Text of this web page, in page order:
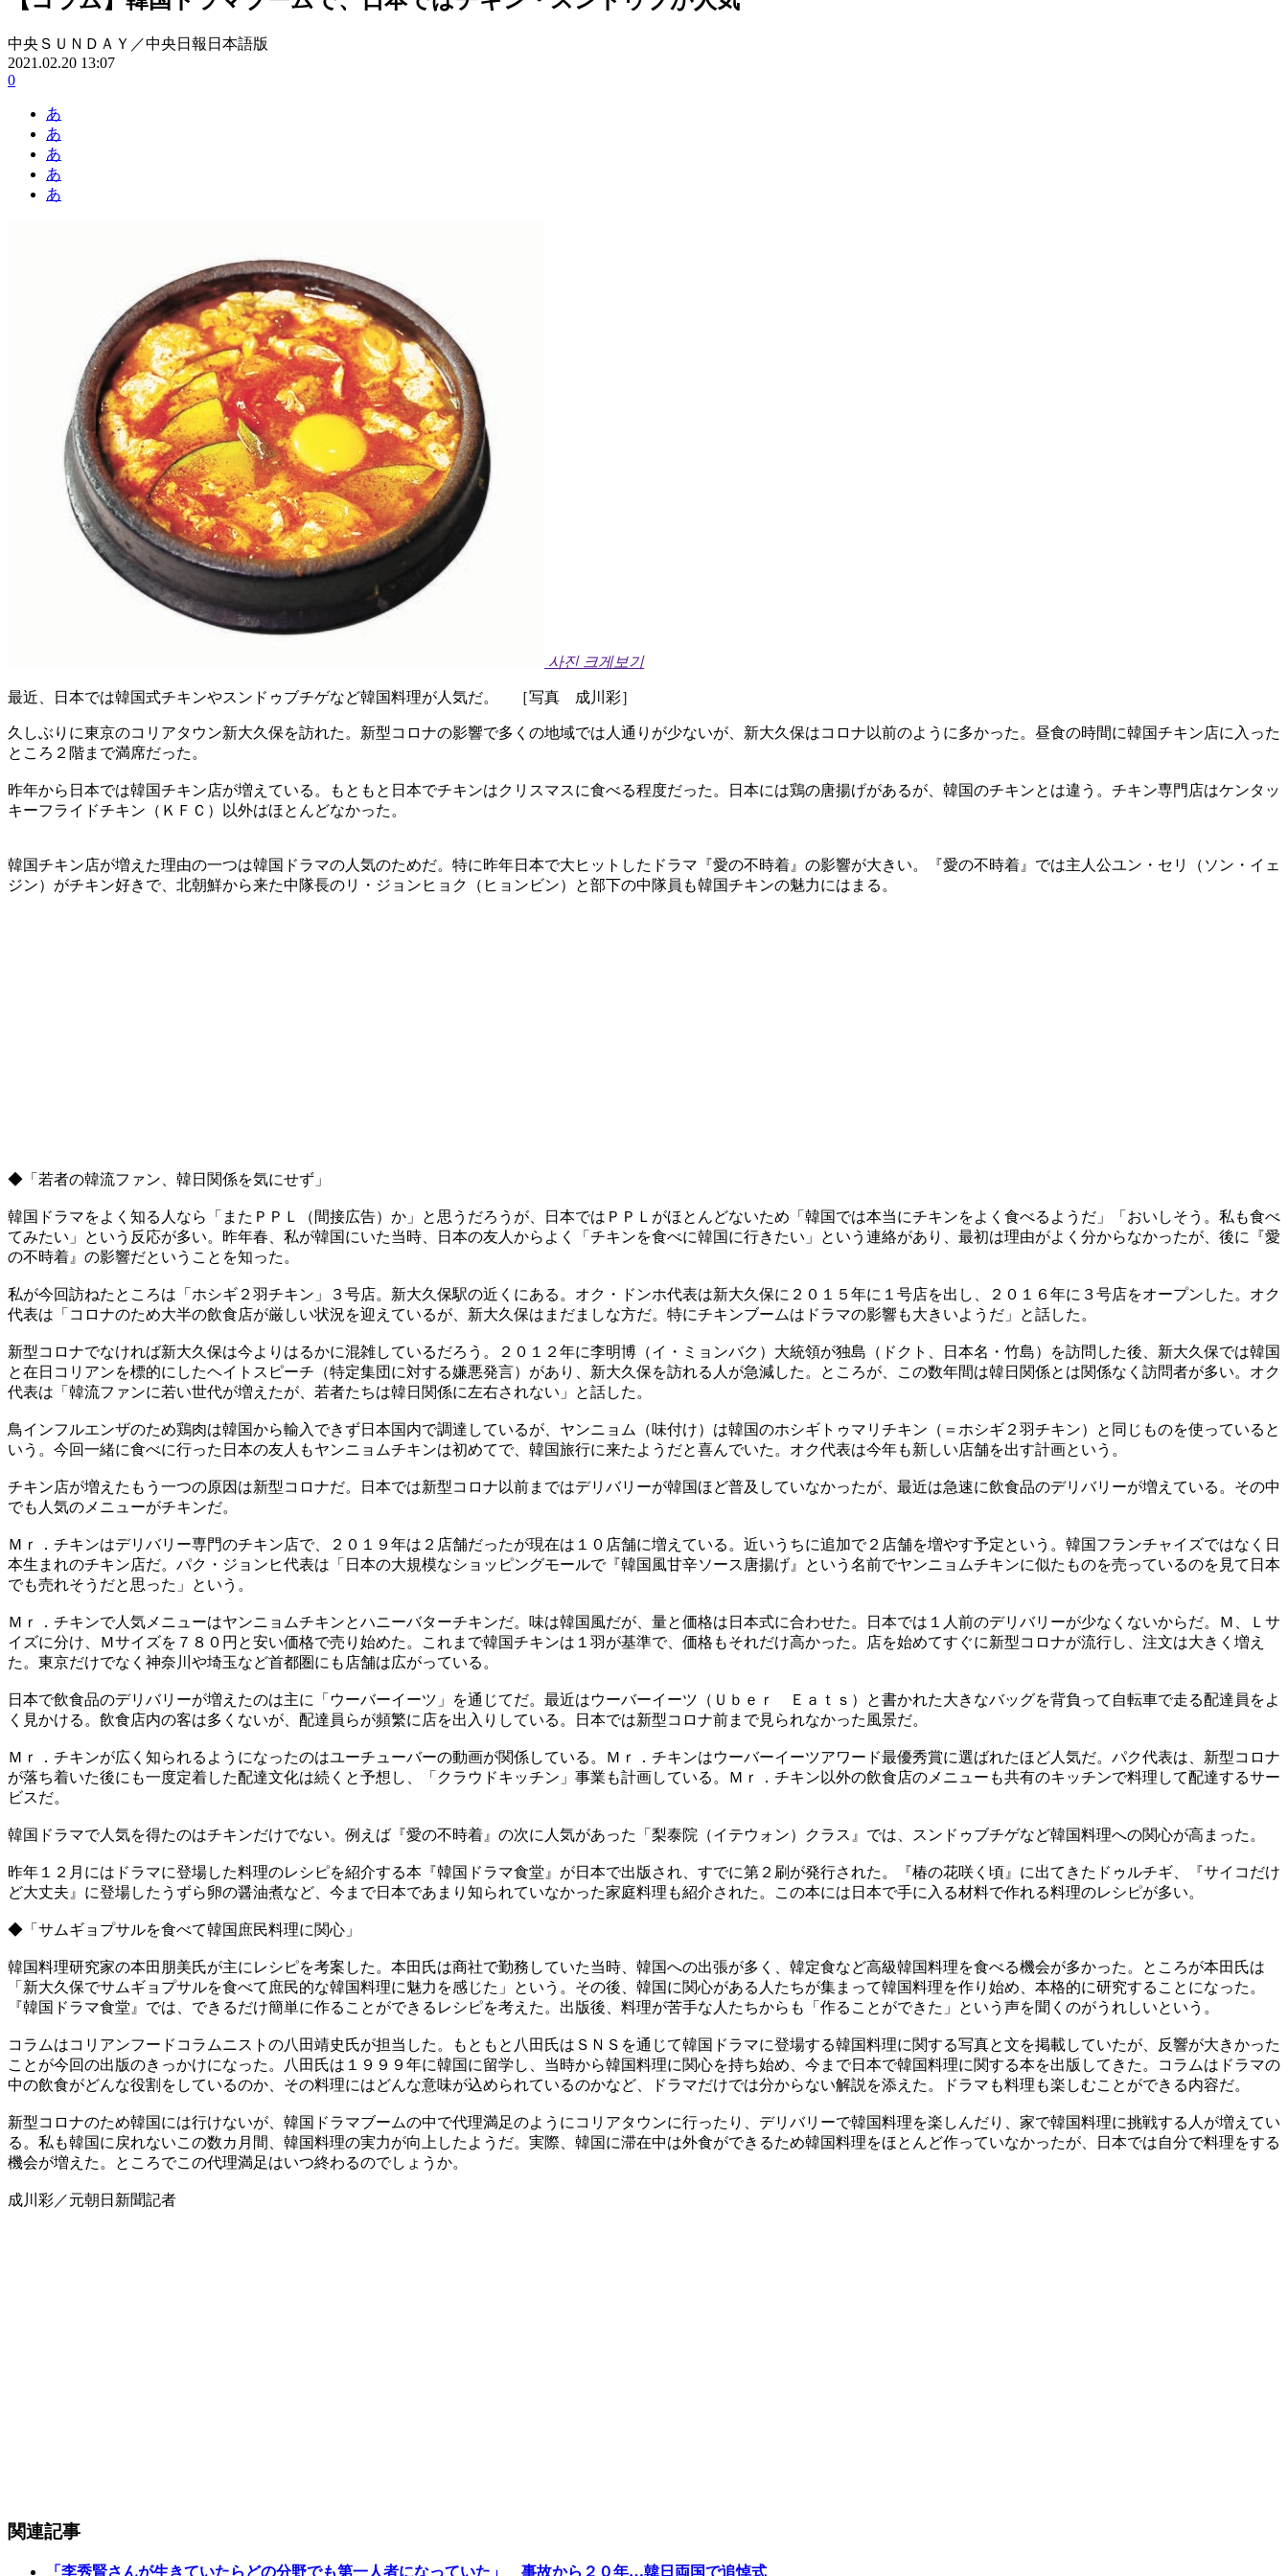
中央ＳＵＮＤＡＹ／中央日報日本語版
2021.02.20 13:07
0
あ
あ
あ
あ
あ
사진 크게보기
最近、日本では韓国式チキンやスンドゥブチゲなど韓国料理が人気だ。 ［写真 成川彩］
久しぶりに東京のコリアタウン新大久保を訪れた。新型コロナの影響で多くの地域では人通りが少ないが、新大久保はコロナ以前のように多かった。昼食の時間に韓国チキン店に入った
ところ２階まで満席だった。
昨年から日本では韓国チキン店が増えている。もともと日本でチキンはクリスマスに食べる程度だった。日本には鶏の唐揚げがあるが、韓国のチキンとは違う。チキン専門店はケンタッ
キーフライドチキン（ＫＦＣ）以外はほとんどなかった。
韓国チキン店が増えた理由の一つは韓国ドラマの人気のためだ。特に昨年日本で大ヒットしたドラマ『愛の不時着』の影響が大きい。『愛の不時着』では主人公ユン・セリ（ソン・イェ
ジン）がチキン好きで、北朝鮮から来た中隊長のリ・ジョンヒョク（ヒョンビン）と部下の中隊員も韓国チキンの魅力にはまる。
◆「若者の韓流ファン、韓日関係を気にせず」
韓国ドラマをよく知る人なら「またＰＰＬ（間接広告）か」と思うだろうが、日本ではＰＰＬがほとんどないため「韓国では本当にチキンをよく食べるようだ」「おいしそう。私も食べ
てみたい」という反応が多い。昨年春、私が韓国にいた当時、日本の友人からよく「チキンを食べに韓国に行きたい」という連絡があり、最初は理由がよく分からなかったが、後に『愛
の不時着』の影響だということを知った。
私が今回訪ねたところは「ホシギ２羽チキン」３号店。新大久保駅の近くにある。オク・ドンホ代表は新大久保に２０１５年に１号店を出し、２０１６年に３号店をオープンした。オク
代表は「コロナのため大半の飲食店が厳しい状況を迎えているが、新大久保はまだましな方だ。特にチキンブームはドラマの影響も大きいようだ」と話した。
新型コロナでなければ新大久保は今よりはるかに混雑しているだろう。２０１２年に李明博（イ・ミョンバク）大統領が独島（ドクト、日本名・竹島）を訪問した後、新大久保では韓国
と在日コリアンを標的にしたヘイトスピーチ（特定集団に対する嫌悪発言）があり、新大久保を訪れる人が急減した。ところが、この数年間は韓日関係とは関係なく訪問者が多い。オク
代表は「韓流ファンに若い世代が増えたが、若者たちは韓日関係に左右されない」と話した。
鳥インフルエンザのため鶏肉は韓国から輸入できず日本国内で調達しているが、ヤンニョム（味付け）は韓国のホシギトゥマリチキン（＝ホシギ２羽チキン）と同じものを使っていると
いう。今回一緒に食べに行った日本の友人もヤンニョムチキンは初めてで、韓国旅行に来たようだと喜んでいた。オク代表は今年も新しい店舗を出す計画という。
チキン店が増えたもう一つの原因は新型コロナだ。日本では新型コロナ以前まではデリバリーが韓国ほど普及していなかったが、最近は急速に飲食品のデリバリーが増えている。その中
でも人気のメニューがチキンだ。
Ｍｒ．チキンはデリバリー専門のチキン店で、２０１９年は２店舗だったが現在は１０店舗に増えている。近いうちに追加で２店舗を増やす予定という。韓国フランチャイズではなく日
本生まれのチキン店だ。パク・ジョンヒ代表は「日本の大規模なショッピングモールで『韓国風甘辛ソース唐揚げ』という名前でヤンニョムチキンに似たものを売っているのを見て日本
でも売れそうだと思った」という。
Ｍｒ．チキンで人気メニューはヤンニョムチキンとハニーバターチキンだ。味は韓国風だが、量と価格は日本式に合わせた。日本では１人前のデリバリーが少なくないからだ。Ｍ、Ｌサ
イズに分け、Ｍサイズを７８０円と安い価格で売り始めた。これまで韓国チキンは１羽が基準で、価格もそれだけ高かった。店を始めてすぐに新型コロナが流行し、注文は大きく増え
た。東京だけでなく神奈川や埼玉など首都圏にも店舗は広がっている。
日本で飲食品のデリバリーが増えたのは主に「ウーバーイーツ」を通じてだ。最近はウーバーイーツ（Ｕｂｅｒ Ｅａｔｓ）と書かれた大きなバッグを背負って自転車で走る配達員をよ
く見かける。飲食店内の客は多くないが、配達員らが頻繁に店を出入りしている。日本では新型コロナ前まで見られなかった風景だ。
Ｍｒ．チキンが広く知られるようになったのはユーチューバーの動画が関係している。Ｍｒ．チキンはウーバーイーツアワード最優秀賞に選ばれたほど人気だ。パク代表は、新型コロナ
が落ち着いた後にも一度定着した配達文化は続くと予想し、「クラウドキッチン」事業も計画している。Ｍｒ．チキン以外の飲食店のメニューも共有のキッチンで料理して配達するサー
ビスだ。
韓国ドラマで人気を得たのはチキンだけでない。例えば『愛の不時着』の次に人気があった「梨泰院（イテウォン）クラス』では、スンドゥブチゲなど韓国料理への関心が高まった。
昨年１２月にはドラマに登場した料理のレシピを紹介する本『韓国ドラマ食堂』が日本で出版され、すでに第２刷が発行された。『椿の花咲く頃』に出てきたドゥルチギ、『サイコだけ
ど大丈夫』に登場したうずら卵の醤油煮など、今まで日本であまり知られていなかった家庭料理も紹介された。この本には日本で手に入る材料で作れる料理のレシピが多い。
◆「サムギョプサルを食べて韓国庶民料理に関心」
韓国料理研究家の本田朋美氏が主にレシピを考案した。本田氏は商社で勤務していた当時、韓国への出張が多く、韓定食など高級韓国料理を食べる機会が多かった。ところが本田氏は
「新大久保でサムギョプサルを食べて庶民的な韓国料理に魅力を感じた」という。その後、韓国に関心がある人たちが集まって韓国料理を作り始め、本格的に研究することになった。
『韓国ドラマ食堂』では、できるだけ簡単に作ることができるレシピを考えた。出版後、料理が苦手な人たちからも「作ることができた」という声を聞くのがうれしいという。
コラムはコリアンフードコラムニストの八田靖史氏が担当した。もともと八田氏はＳＮＳを通じて韓国ドラマに登場する韓国料理に関する写真と文を掲載していたが、反響が大きかった
ことが今回の出版のきっかけになった。八田氏は１９９９年に韓国に留学し、当時から韓国料理に関心を持ち始め、今まで日本で韓国料理に関する本を出版してきた。コラムはドラマの
中の飲食がどんな役割をしているのか、その料理にはどんな意味が込められているのかなど、ドラマだけでは分からない解説を添えた。ドラマも料理も楽しむことができる内容だ。
新型コロナのため韓国には行けないが、韓国ドラマブームの中で代理満足のようにコリアタウンに行ったり、デリバリーで韓国料理を楽しんだり、家で韓国料理に挑戦する人が増えてい
る。私も韓国に戻れないこの数カ月間、韓国料理の実力が向上したようだ。実際、韓国に滞在中は外食ができるため韓国料理をほとんど作っていなかったが、日本では自分で料理をする
機会が増えた。ところでこの代理満足はいつ終わるのでしょうか。
成川彩／元朝日新聞記者
関連記事
「李秀賢さんが生きていたらどの分野でも第一人者になっていた」 事故から２０年…韓日両国で追悼式